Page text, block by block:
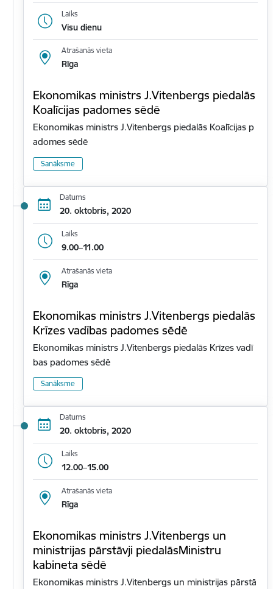
Laiks
Visu dienu
Atrašanās vieta
Rīga
Ekonomikas ministrs J.Vitenbergs piedalās
Koalīcijas padomes sēdē
Ekonomikas ministrs J.Vitenbergs piedalās Koalīcijas p
adomes sēdē
Sanāksme
Datums
20. oktobris, 2020
Laiks
9.00–11.00
Atrašanās vieta
Rīga
Ekonomikas ministrs J.Vitenbergs piedalās
Krīzes vadības padomes sēdē
Ekonomikas ministrs J.Vitenbergs piedalās Krīzes vadī
bas padomes sēdē
Sanāksme
Datums
20. oktobris, 2020
Laiks
12.00–15.00
Atrašanās vieta
Rīga
Ekonomikas ministrs J.Vitenbergs un
ministrijas pārstāvji piedalāsMinistru
kabineta sēdē
Ekonomikas ministrs J.Vitenbergs un ministrijas pārstā